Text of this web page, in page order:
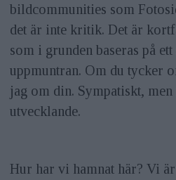
bildcommunities som
det är inte kritik. Det är
som i grunden baseras på
uppmuntran. Om du tycker
jag om din. Sympatiskt,
utvecklande.
Hur har vi hamnat här? Vi